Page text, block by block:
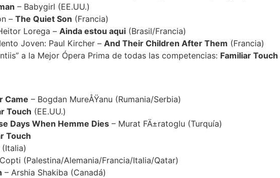
– Babygirl (EE.UU.)
– The Quiet Son (Francia)
Lorega – Ainda estou aqui (Brasil/Francia)
Joven: Paul Kircher – And Their Children After Them (Francia)
a la Mejor Ópera Prima de todas las competencias: Familiar Touch
Came – Bogdan MureÅŸanu (Rumania/Serbia)
Touch (EE.UU.)
Days When Hemme Dies – Murat FÄ±ratoglu (Turquía)
Touch
(Italia)
(Palestina/Alemania/Francia/Italia/Qatar)
– Arshia Shakiba (Canadá)